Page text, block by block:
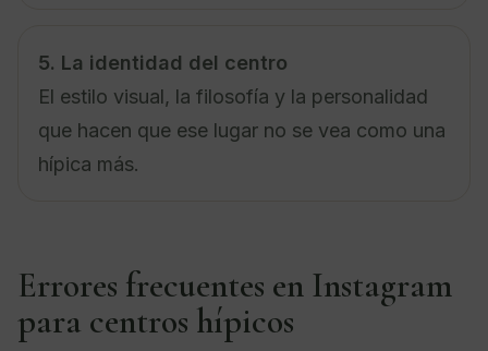
5. La identidad del centro
El estilo visual, la filosofía y la personalidad
que hacen que ese lugar no se vea como una
hípica más.
Errores frecuentes en Instagram
para centros hípicos